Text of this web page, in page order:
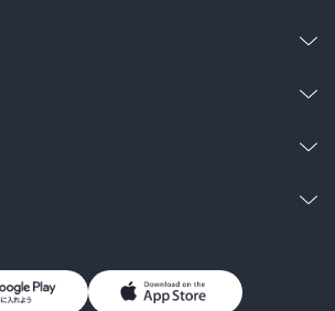
男子向けラノベ
お問い合わせ